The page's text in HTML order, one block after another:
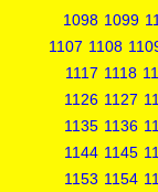
1098 1099
1107 1108
1117 1118
1126 1127
1135 1136
1144 1145
1153 1154